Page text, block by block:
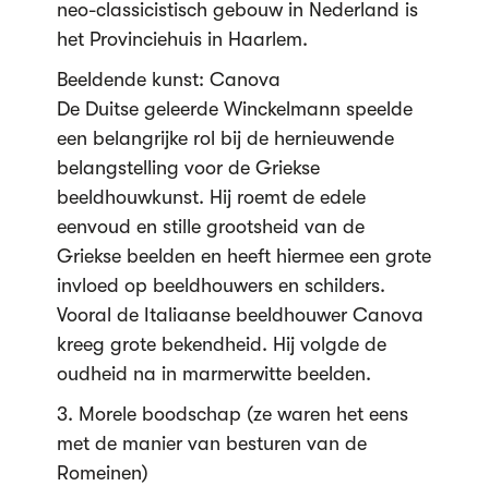
neo-classicistisch gebouw in Nederland is
het Provinciehuis in Haarlem.
Beeldende kunst: Canova
De Duitse geleerde Winckelmann speelde
een belangrijke rol bij de hernieuwende
belangstelling voor de Griekse
beeldhouwkunst. Hij roemt de edele
eenvoud en stille grootsheid van de
Griekse beelden en heeft hiermee een grote
invloed op beeldhouwers en schilders.
Vooral de Italiaanse beeldhouwer Canova
kreeg grote bekendheid. Hij volgde de
oudheid na in marmerwitte beelden.
3. Morele boodschap (ze waren het eens
met de manier van besturen van de
Romeinen)